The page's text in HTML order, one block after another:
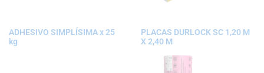
ADHESIVO SIMPLÍSIMA x 25
kg
PLACAS DURLOCK SC 1,20 M
X 2,40 M